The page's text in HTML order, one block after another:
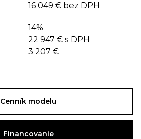
16 049 € bez DPH
14%
22 947 € s DPH
3 207 €
Cenník modelu
Financovanie